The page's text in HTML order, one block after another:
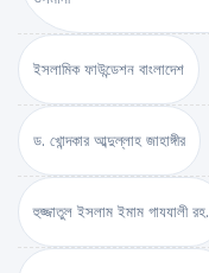
ইসলামিক ফাউন্ডেশন বাংলাদেশ
ড. খোন্দকার আব্দুল্লাহ জাহাঙ্গীর
হুজ্জাতুল ইসলাম ইমাম গাযযালী রহ.